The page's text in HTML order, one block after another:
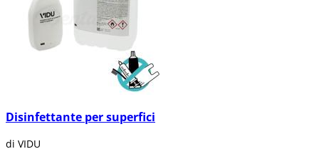
Disinfettante per superfici
di VIDU